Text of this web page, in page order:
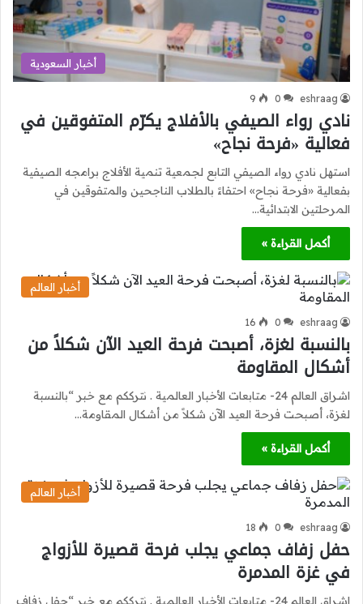
أخبار السعودية
eshraag
0
9
نادي رواء الصيفي بالأفلاج يكرّم المتفوقين في
فعالية «فرحة نجاح»
استهل نادي رواء الصيفي التابع لجمعية تنمية الأفلاج برامجه الصيفية
بفعالية «فرحة نجاح» احتفاءً بالطلاب الناجحين والمتفوقين في
المرحلتين الابتدائية…
أكمل القراءة »
أخبار العالم
eshraag
0
16
بالنسبة لغزة، أصبحت فرحة العيد الآن شكلاً من
أشكال المقاومة
اشراق العالم 24- متابعات الأخبار العالمية . نترككم مع خبر “بالنسبة
لغزة، أصبحت فرحة العيد الآن شكلاً من أشكال المقاومة…
أكمل القراءة »
أخبار العالم
eshraag
0
18
حفل زفاف جماعي يجلب فرحة قصيرة للأزواج
في غزة المدمرة
اشراق العالم 24- متابعات الأخبار العالمية . نترككم مع خبر “حفل زفاف